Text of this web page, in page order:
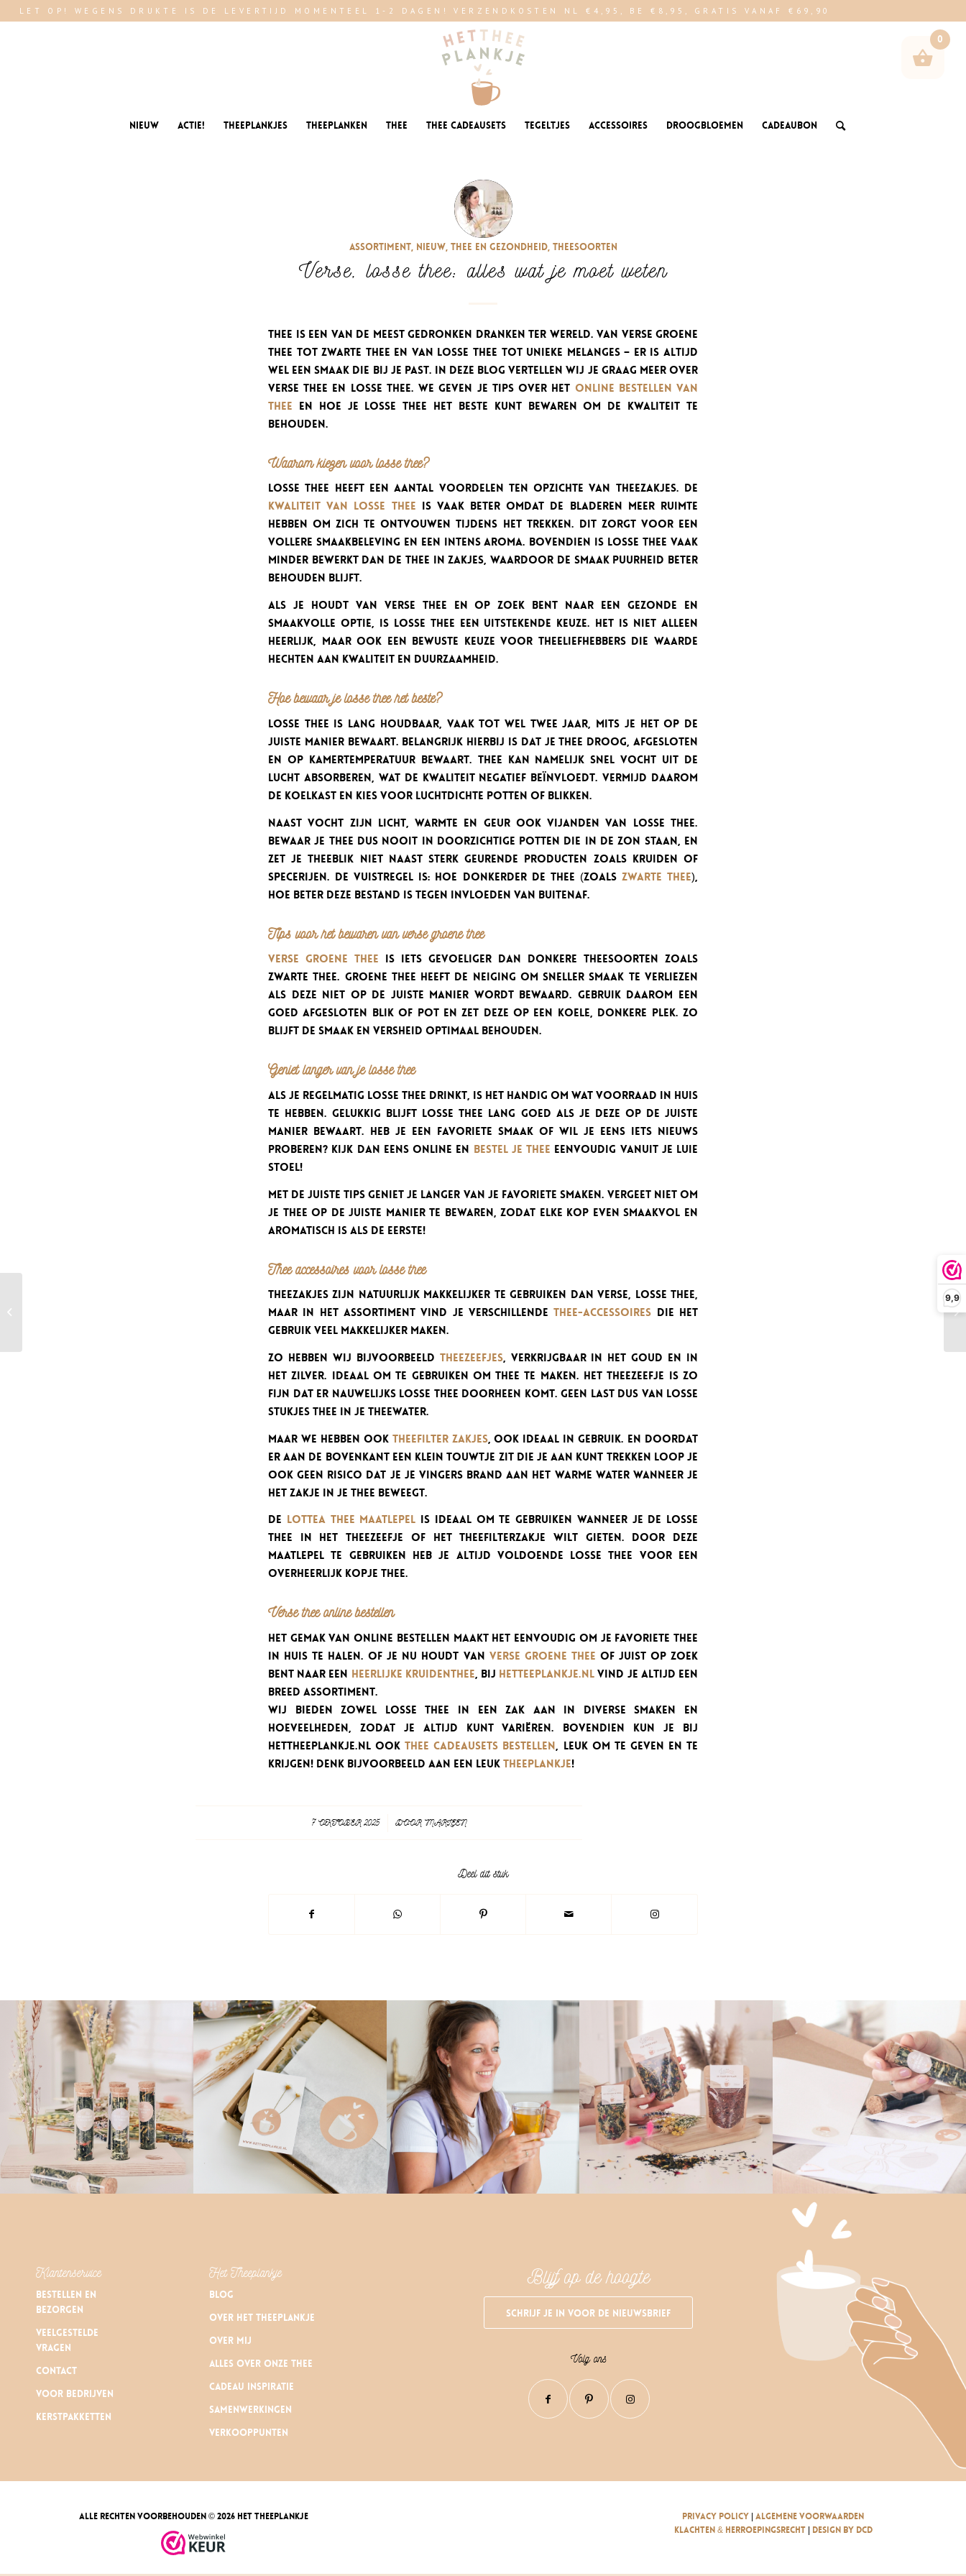
9,9
LET OP! WEGENS DRUKTE IS DE LEVERTIJD MOMENTEEL 1-2 DAGEN! VERZENDKOSTEN NL €4,95, BE €8,95, GRATIS VANAF €69,90
Nieuw Actie! Theeplankjes Theeplanken Thee Thee cadeausets Tegeltjes Accessoires Droogbloemen Cadeaubon
Assortiment, Nieuw, Thee en gezondheid, Theesoorten
Verse, losse thee: alles wat je moet weten
Thee is een van de meest gedronken dranken ter wereld. Van verse groene
thee tot zwarte thee en van losse thee tot unieke melanges – er is altijd
wel een smaak die bij je past. In deze blog vertellen wij je graag meer over
verse thee en losse thee. We geven je tips over het online bestellen van
thee en hoe je losse thee het beste kunt bewaren om de kwaliteit te
behouden.
Waarom kiezen voor losse thee?
Losse thee heeft een aantal voordelen ten opzichte van theezakjes. De
kwaliteit van losse thee is vaak beter omdat de bladeren meer ruimte
hebben om zich te ontvouwen tijdens het trekken. Dit zorgt voor een
vollere smaakbeleving en een intens aroma. Bovendien is losse thee vaak
minder bewerkt dan de thee in zakjes, waardoor de smaak puurheid beter
behouden blijft.
Als je houdt van verse thee en op zoek bent naar een gezonde en
smaakvolle optie, is losse thee een uitstekende keuze. Het is niet alleen
heerlijk, maar ook een bewuste keuze voor theeliefhebbers die waarde
hechten aan kwaliteit en duurzaamheid.
Hoe bewaar je losse thee het beste?
Losse thee is lang houdbaar, vaak tot wel twee jaar, mits je het op de
juiste manier bewaart. Belangrijk hierbij is dat je thee droog, afgesloten
en op kamertemperatuur bewaart. Thee kan namelijk snel vocht uit de
lucht absorberen, wat de kwaliteit negatief beïnvloedt. Vermijd daarom
de koelkast en kies voor luchtdichte potten of blikken.
Naast vocht zijn licht, warmte en geur ook vijanden van losse thee.
Bewaar je thee dus nooit in doorzichtige potten die in de zon staan, en
zet je theeblik niet naast sterk geurende producten zoals kruiden of
specerijen. De vuistregel is: hoe donkerder de thee (zoals zwarte thee),
hoe beter deze bestand is tegen invloeden van buitenaf.
Tips voor het bewaren van verse groene thee
Verse groene thee is iets gevoeliger dan donkere theesoorten zoals
zwarte thee. Groene thee heeft de neiging om sneller smaak te verliezen
als deze niet op de juiste manier wordt bewaard. Gebruik daarom een
goed afgesloten blik of pot en zet deze op een koele, donkere plek. Zo
blijft de smaak en versheid optimaal behouden.
Geniet langer van je losse thee
Als je regelmatig losse thee drinkt, is het handig om wat voorraad in huis
te hebben. Gelukkig blijft losse thee lang goed als je deze op de juiste
manier bewaart. Heb je een favoriete smaak of wil je eens iets nieuws
proberen? Kijk dan eens online en bestel je thee eenvoudig vanuit je luie
stoel!
Met de juiste tips geniet je langer van je favoriete smaken. Vergeet niet om
je thee op de juiste manier te bewaren, zodat elke kop even smaakvol en
aromatisch is als de eerste!
Thee accessoires voor losse thee
Theezakjes zijn natuurlijk makkelijker te gebruiken dan verse, losse thee,
maar in het assortiment vind je verschillendethee-accessoires die het
gebruik veel makkelijker maken.
Zo hebben wij bijvoorbeeld theezeefjes, verkrijgbaar in het goud en in
het zilver. Ideaal om te gebruiken om thee te maken. Het theezeefje is zo
fijn dat er nauwelijks losse thee doorheen komt. Geen last dus van losse
stukjes thee in je theewater.
Maar we hebben ook theefilter zakjes, ook ideaal in gebruik. En doordat
er aan de bovenkant een klein touwtje zit die je aan kunt trekken loop je
ook geen risico dat je je vingers brand aan het warme water wanneer je
het zakje in je thee beweegt.
De Lottea thee maatlepel is ideaal om te gebruiken wanneer je de losse
thee in het theezeefje of het theefilterzakje wilt gieten. Door deze
maatlepel te gebruiken heb je altijd voldoende losse thee voor een
overheerlijk kopje thee.
Verse thee online bestellen
Het gemak van online bestellen maakt het eenvoudig om je favoriete thee
in huis te halen. Of je nu houdt van verse groene thee of juist op zoek
bent naar een heerlijke kruidenthee, bij hetteeplankje.nl vind je altijd een
breed assortiment.
Wij bieden zowel losse thee in een zak aan in diverse smaken en
hoeveelheden, zodat je altijd kunt variëren. Bovendien kun je bij
hettheeplankje.nl ookthee cadeausets bestellen, leuk om te geven en te
krijgen! Denk bijvoorbeeld aan een leuk theeplankje!
7 OKTOBER 2025
/ DOOR MARLEEN
Deel dit stuk
Klantenservice
Bestellen en
bezorgen
Veelgestelde
vragen
Contact
Voor bedrijven
Kerstpakketten
Het Theeplankje
Blog
Over Het Theeplankje
Over mij
Alles over onze thee
Cadeau inspiratie
Samenwerkingen
Verkooppunten
Blijf op de hoogte
Schrijf je in voor de nieuwsbrief
Volg ons
alle rechten voorbehouden © 2026 Het Theeplankje privacy policy | algemene voorwaarden
klachten & herroepingsrecht| design by dcd
0